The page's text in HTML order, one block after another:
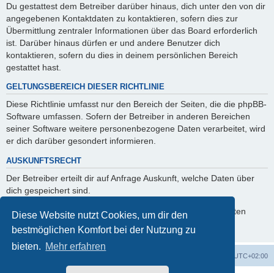
Diese Website nutzt Cookies, um dir den
bestmöglichen Komfort bei der Nutzung zu
bieten. Mehr erfahren
Du gestattest dem Betreiber darüber hinaus, dich unter den von dir
angegebenen Kontaktdaten zu kontaktieren, sofern dies zur
Übermittlung zentraler Informationen über das Board erforderlich
ist. Darüber hinaus dürfen er und andere Benutzer dich
kontaktieren, sofern du dies in deinem persönlichen Bereich
gestattet hast.
GELTUNGSBEREICH DIESER RICHTLINIE
Diese Richtlinie umfasst nur den Bereich der Seiten, die die phpBB-
Software umfassen. Sofern der Betreiber in anderen Bereichen
seiner Software weitere personenbezogene Daten verarbeitet, wird
er dich darüber gesondert informieren.
AUSKUNFTSRECHT
Der Betreiber erteilt dir auf Anfrage Auskunft, welche Daten über
dich gespeichert sind.
Du kannst jederzeit die Löschung bzw. Sperrung deiner Daten
verlangen. Kontaktiere hierzu bitte den Betreiber.
UTC+02:00